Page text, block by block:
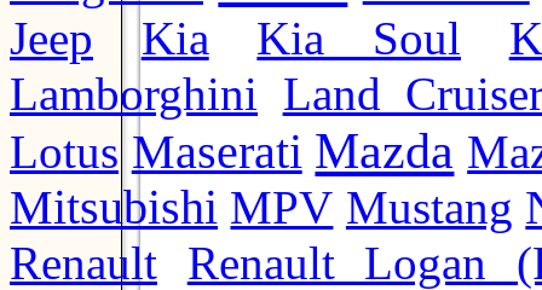
Jeep
Kia Kia Soul
Lamborghini Land
Lotus Maserati Mazda
Mitsubishi MPV Mustang
Renault
Renault Logan